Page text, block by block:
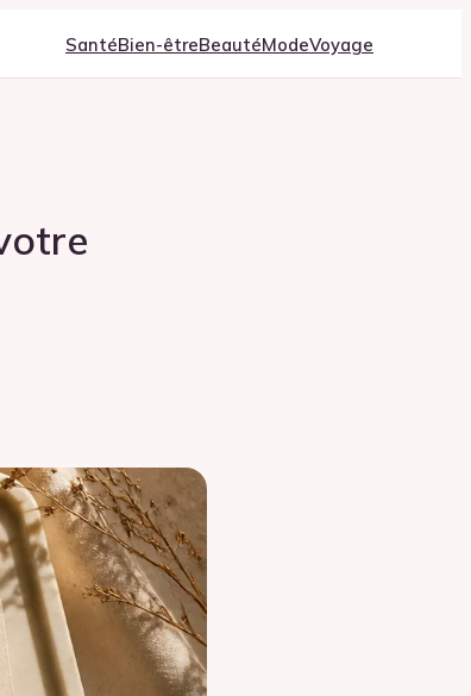
SantéBien-êtreBeautéModeVoyage